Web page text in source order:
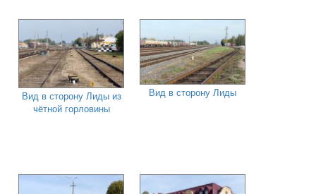
Вид в сторону Лиды из
чётной горловины
Вид в сторону Лиды